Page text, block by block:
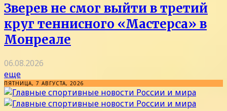
Зверев не смог выйти в третий
круг теннисного «Мастерса» в
Монреале
06.08.2026
еще
ПЯТНИЦА, 7 АВГУСТА, 2026